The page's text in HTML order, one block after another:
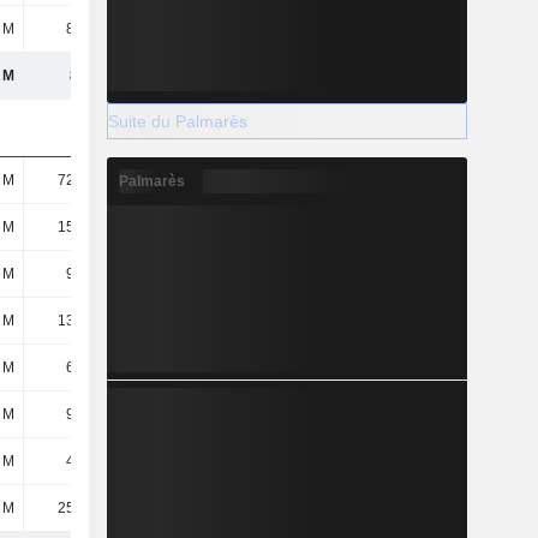
8,72 M
808 M
72,23 M 66,16 M
15,25 M
9,08 M
13,85 M
6,76 M
9,92 M
4,04 M
25,05 M
Suite du Palmarès
Palmarès